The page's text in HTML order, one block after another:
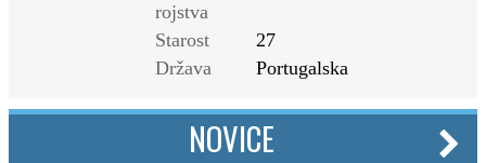
rojstva
Starost
27
Država
Portugalska
NOVICE